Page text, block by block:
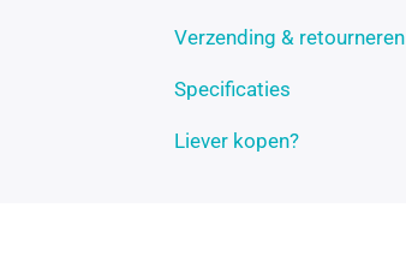
Verzending & retourneren
Specificaties
Liever kopen?